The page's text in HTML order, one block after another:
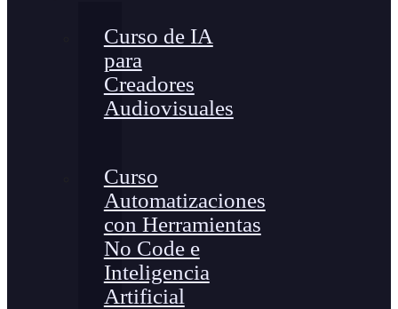
Curso de IA
para
Creadores
Audiovisuales
Curso
Automatizaciones
con Herramientas
No Code e
Inteligencia
Artificial